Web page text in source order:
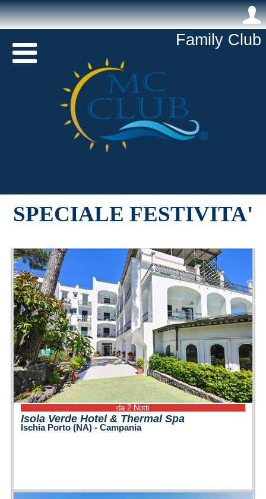
.
 Family Club
SPECIALE FESTIVITA'
da 2 Notti
Isola Verde Hotel & Thermal Spa
Ischia Porto (NA) - Campania